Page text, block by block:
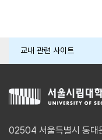
교내 관련 사이트
02504 서울특별시 동대